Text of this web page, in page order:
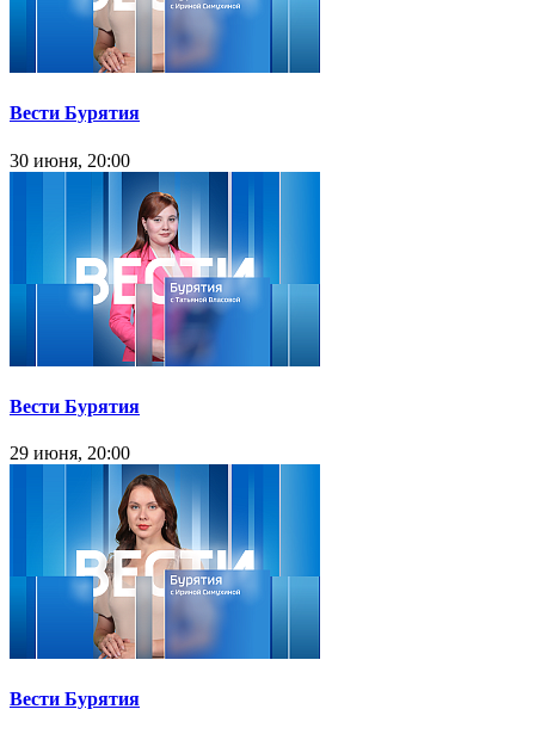
Вести Бурятия
30 июня, 20:00
Вести Бурятия
29 июня, 20:00
Вести Бурятия